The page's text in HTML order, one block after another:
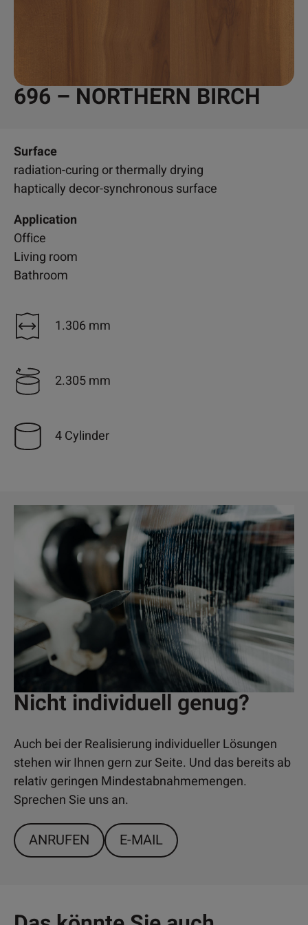
696 – NORTHERN BIRCH
Surface
radiation-curing or thermally drying
haptically decor-synchronous surface
Application
Office
Living room
Bathroom
1.306 mm
2.305 mm
4 Cylinder
Nicht individuell genug?
Auch bei der Realisierung individueller Lösungen
stehen wir Ihnen gern zur Seite. Und das bereits ab
relativ geringen Mindestabnahmemengen.
Sprechen Sie uns an.
ANRUFEN E-MAIL